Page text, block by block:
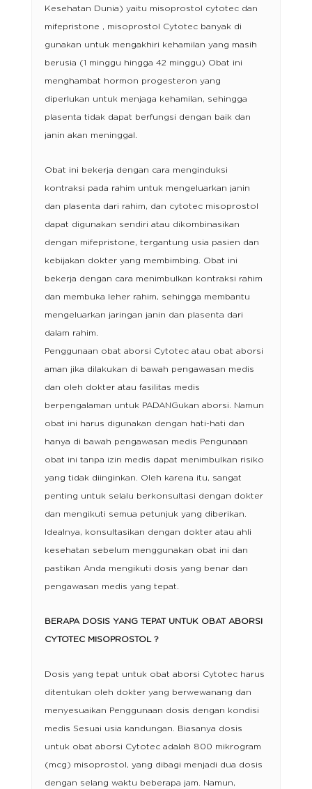
Kesehatan Dunia) yaitu misoprostol cytotec dan
mifepristone , misoprostol Cytotec banyak di
gunakan untuk mengakhiri kehamilan yang masih
berusia (1 minggu hingga 42 minggu) Obat ini
menghambat hormon progesteron yang
diperlukan untuk menjaga kehamilan, sehingga
plasenta tidak dapat berfungsi dengan baik dan
janin akan meninggal.
Obat ini bekerja dengan cara menginduksi
kontraksi pada rahim untuk mengeluarkan janin
dan plasenta dari rahim, dan cytotec misoprostol
dapat digunakan sendiri atau dikombinasikan
dengan mifepristone, tergantung usia pasien dan
kebijakan dokter yang membimbing. Obat ini
bekerja dengan cara menimbulkan kontraksi rahim
dan membuka leher rahim, sehingga membantu
mengeluarkan jaringan janin dan plasenta dari
dalam rahim.
Penggunaan obat aborsi Cytotec atau obat aborsi
aman jika dilakukan di bawah pengawasan medis
dan oleh dokter atau fasilitas medis
berpengalaman untuk PADANGukan aborsi. Namun
obat ini harus digunakan dengan hati-hati dan
hanya di bawah pengawasan medis Pengunaan
obat ini tanpa izin medis dapat menimbulkan risiko
yang tidak diinginkan. Oleh karena itu, sangat
penting untuk selalu berkonsultasi dengan dokter
dan mengikuti semua petunjuk yang diberikan.
Idealnya, konsultasikan dengan dokter atau ahli
kesehatan sebelum menggunakan obat ini dan
pastikan Anda mengikuti dosis yang benar dan
pengawasan medis yang tepat.
BERAPA DOSIS YANG TEPAT UNTUK OBAT ABORSI
CYTOTEC MISOPROSTOL ?
Dosis yang tepat untuk obat aborsi Cytotec harus
ditentukan oleh dokter yang berwewanang dan
menyesuaikan Penggunaan dosis dengan kondisi
medis Sesuai usia kandungan. Biasanya dosis
untuk obat aborsi Cytotec adalah 800 mikrogram
(mcg) misoprostol, yang dibagi menjadi dua dosis
dengan selang waktu beberapa jam. Namun,